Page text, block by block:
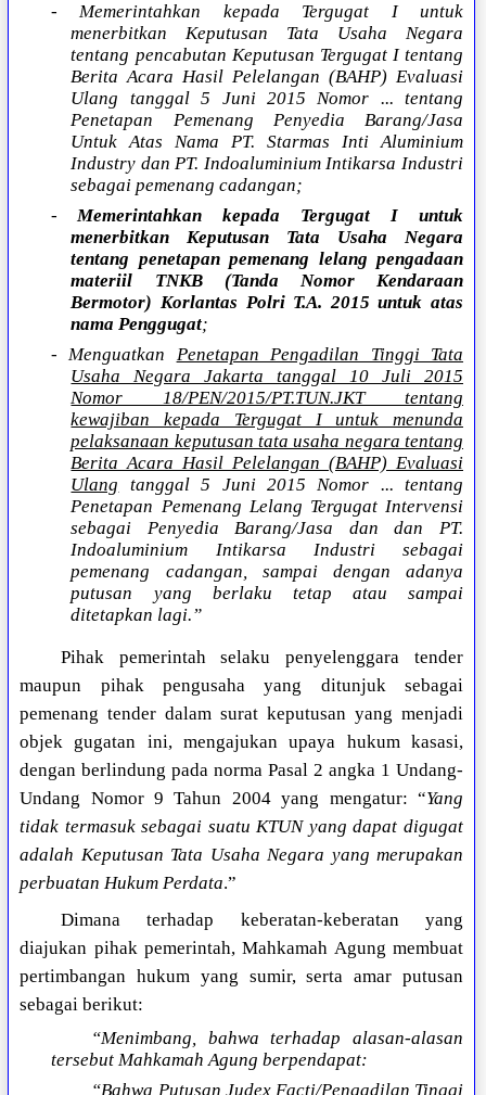
- Memerintahkan kepada Tergugat I untuk
menerbitkan Keputusan Tata Usaha Negara
tentang pencabutan Keputusan Tergugat I tentang
Berita Acara Hasil Pelelangan (BAHP) Evaluasi
Ulang tanggal 5 Juni 2015 Nomor ... tentang
Penetapan Pemenang Penyedia Barang/Jasa
Untuk Atas Nama PT. Starmas Inti Aluminium
Industry dan PT. Indoaluminium Intikarsa Industri
sebagai pemenang cadangan;
-Memerintahkan kepada Tergugat I untuk
menerbitkan Keputusan Tata Usaha Negara
tentang penetapan pemenang lelang pengadaan
materiil TNKB (Tanda Nomor Kendaraan
Bermotor) Korlantas Polri T.A. 2015 untuk atas
nama Penggugat;
- Menguatkan Penetapan Pengadilan Tinggi Tata
Usaha Negara Jakarta tanggal 10 Juli 2015
Nomor 18/PEN/2015/PT.TUN.JKT tentang
kewajiban kepada Tergugat I untuk menunda
pelaksanaan keputusan tata usaha negara tentang
Berita Acara Hasil Pelelangan (BAHP) Evaluasi
Ulang tanggal 5 Juni 2015 Nomor ... tentang
Penetapan Pemenang Lelang Tergugat Intervensi
sebagai Penyedia Barang/Jasa dan dan PT.
Indoaluminium Intikarsa Industri sebagai
pemenang cadangan, sampai dengan adanya
putusan yang berlaku tetap atau sampai
ditetapkan lagi.”
Pihak pemerintah selaku penyelenggara tender
maupun pihak pengusaha yang ditunjuk sebagai
pemenang tender dalam surat keputusan yang menjadi
objek gugatan ini, mengajukan upaya hukum kasasi,
dengan berlindung pada norma Pasal 2 angka 1 Undang-
Undang Nomor 9 Tahun 2004 yang mengatur: “Yang
tidak termasuk sebagai suatu KTUN yang dapat digugat
adalah Keputusan Tata Usaha Negara yang merupakan
perbuatan Hukum Perdata.”
Dimana terhadap keberatan-keberatan yang
diajukan pihak pemerintah, Mahkamah Agung membuat
pertimbangan hukum yang sumir, serta amar putusan
sebagai berikut:
“Menimbang, bahwa terhadap alasan-alasan
tersebut Mahkamah Agung berpendapat:
“Bahwa Putusan Judex Facti/Pengadilan Tinggi